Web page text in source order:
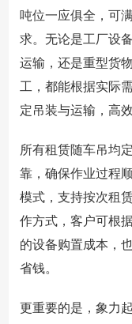
吨位一应俱全，可
求。无论是工厂设
运输，还是重型货
工，都能根据实际
定吊装与运输，高效
所有租赁随车吊均
靠，确保作业过程
模式，支持按次租
作方式，客户可根
的设备购置成本，
省钱。
更重要的是，象力